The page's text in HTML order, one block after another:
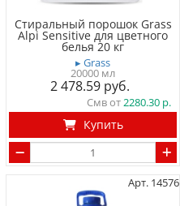
Стиральный порошок Grass
Alpi Sensitive для цветного
белья 20 кг
▸ Grass
20000 мл
2 478.59
Смв от2280.30
Купить
Арт. 14576